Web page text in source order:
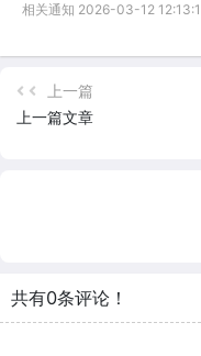
相关通知 2026-03-12
上一篇
上一篇文章
共有0条评论！